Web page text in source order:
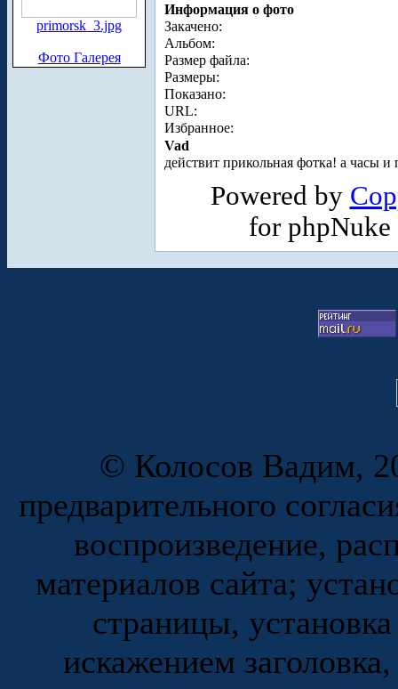
primorsk_3.jpg
Фото Галерея
Информация о фото
Закачено:
Альбом:
Размер файла:
Размеры:
Показано:
URL:
Избранное:
Vad
действит прикольная фотка! а часы и
Powered by
for
© Колосов Вадим,
предварительного
воспроизведение,
материалов сайта;
страницы,
искажением